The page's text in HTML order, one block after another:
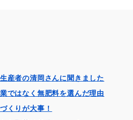
産者の清岡さんに聞きました
ではなく無肥料を選んだ理由
くりが大事！